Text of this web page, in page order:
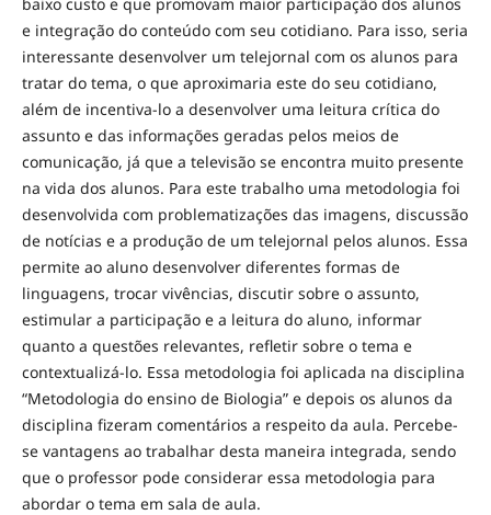
e integração do conteúdo com seu cotidiano. Para isso, seria
interessante desenvolver um telejornal com os alunos para
tratar do tema, o que aproximaria este do seu cotidiano,
além de incentiva-lo a desenvolver uma leitura crítica do
assunto e das informações geradas pelos meios de
comunicação, já que a televisão se encontra muito presente
na vida dos alunos. Para este trabalho uma metodologia foi
desenvolvida com problematizações das imagens, discussão
de notícias e a produção de um telejornal pelos alunos. Essa
permite ao aluno desenvolver diferentes formas de
linguagens, trocar vivências, discutir sobre o assunto,
estimular a participação e a leitura do aluno, informar
quanto a questões relevantes, refletir sobre o tema e
contextualizá-lo. Essa metodologia foi aplicada na disciplina
“Metodologia do ensino de Biologia” e depois os alunos da
disciplina fizeram comentários a respeito da aula. Percebe-
se vantagens ao trabalhar desta maneira integrada, sendo
que o professor pode considerar essa metodologia para
abordar o tema em sala de aula.